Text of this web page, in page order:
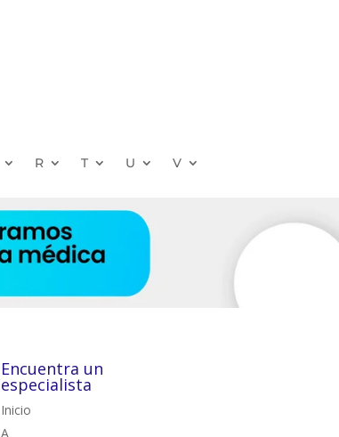
R T U V
Encuentra un
especialista
Inicio
A